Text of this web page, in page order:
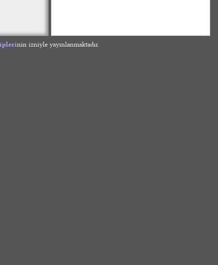
nin izniyle yayınlanmaktadır.